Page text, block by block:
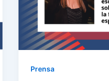
Prensa